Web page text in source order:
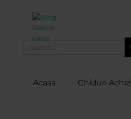
Acasa Ghiduri